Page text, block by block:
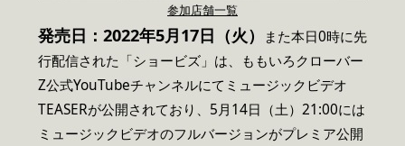
参加店舗一覧
発売日：2022年5月17日（火）
また本日0時に先
行配信された「ショービズ」は、ももいろクローバー
Z公式YouTubeチャンネルにてミュージックビデオ
TEASERが公開されており、5月14日（土）21:00には
ミュージックビデオのフルバージョンがプレミア公開